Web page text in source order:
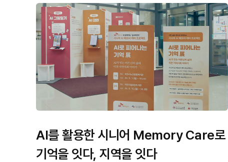
형
AI를 활용한 시니어 Memory Care로
기억을 잇다, 지역을 잇다